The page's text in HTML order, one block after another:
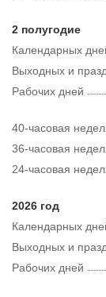
2 полугодие
Календарных
Рабочих дней
Выходных и
40-часовая
36-часовая
24-часовая
2026 год
Календарных
Рабочих дней
Выходных и